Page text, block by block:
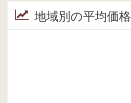
地域別の平均価格